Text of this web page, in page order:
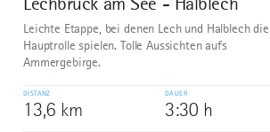
Leichte Etappe, bei denen Lech und Halblech die
Hauptrolle spielen. Tolle Aussichten aufs
Ammergebirge.
DISTANZ
13,6 km
DAUER
3:30 h